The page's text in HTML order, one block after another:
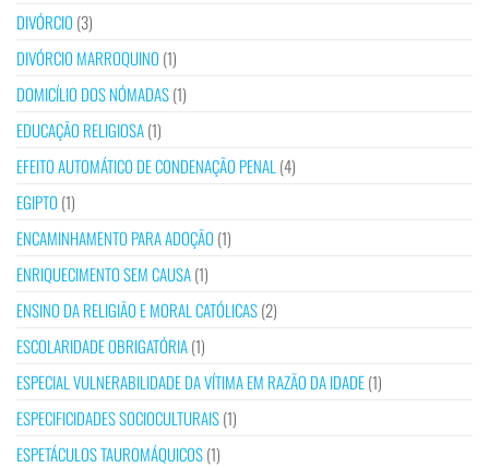
DIVÓRCIO (3)
DIVÓRCIO MARROQUINO (1)
DOMICÍLIO DOS NÓMADAS(1)
EDUCAÇÃO RELIGIOSA(1)
EFEITO AUTOMÁTICO DE CONDENAÇÃO PENAL(4)
EGIPTO (1)
ENCAMINHAMENTO PARA ADOÇÃO (1)
ENRIQUECIMENTO SEM CAUSA(1)
ENSINO DA RELIGIÃO E MORAL CATÓLICAS(2)
ESCOLARIDADE OBRIGATÓRIA(1)
ESPECIAL VULNERABILIDADE DA VÍTIMA EM RAZÃO DA IDADE(1)
ESPECIFICIDADES SOCIOCULTURAIS(1)
ESPETÁCULOS TAUROMÁQUICOS(1)